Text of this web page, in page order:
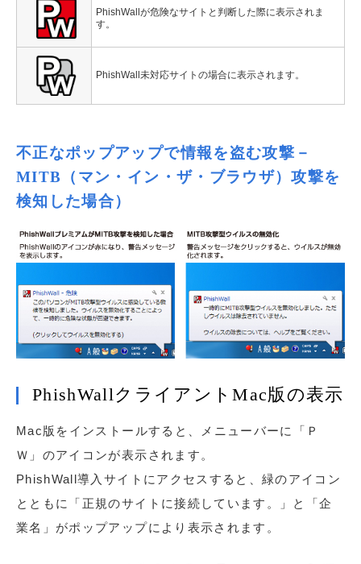
PhishWallが危険なサイトと判断した際に表示されま
す。
PhishWall未対応サイトの場合に表示されます。
不正なポップアップで情報を盗む攻撃－
MITB（マン・イン・ザ・ブラウザ）攻撃を
検知した場合）
PhishWallクライアントMac版の表示
Mac版をインストールすると、メニューバーに「Ｐ
Ｗ」のアイコンが表示されます。
PhishWall導入サイトにアクセスすると、緑のアイコン
とともに「正規のサイトに接続しています。」と「企
業名」がポップアップにより表示されます。